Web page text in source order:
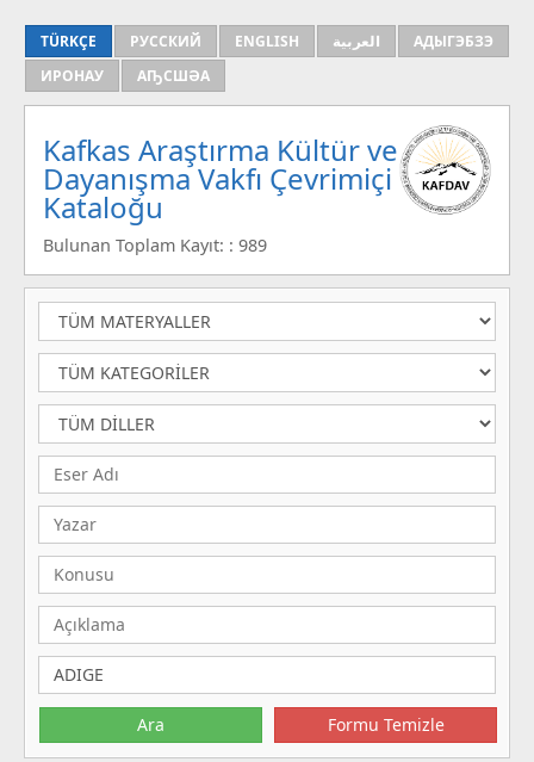
TÜRKÇE РУССКИЙ ENGLISH العربية
АДЫГЭБЗЭ
ИРОНАУ
АҦСШӘА
Kafkas Araştırma Kültür ve
Dayanışma Vakfı Çevrimiçi
Kataloğu
Bulunan Toplam Kayıt: : 989